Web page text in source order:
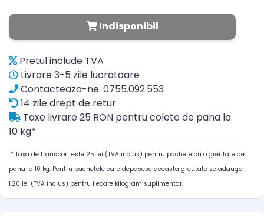
Indisponibil
Pretul include TVA
Livrare 3-5 zile lucratoare
Contacteaza-ne: 0755.092.553
14 zile drept de retur
Taxe livrare 25 RON pentru colete de pana la
10 kg*
* Taxa de transport este 25 lei (TVA inclus) pentru pachete cu o greutate de
pana la 10 kg. Pentru pachetele care depasesc aceasta greutate se adauga
1.20 lei (TVA inclus) pentru fiecare kilogram suplimentar.